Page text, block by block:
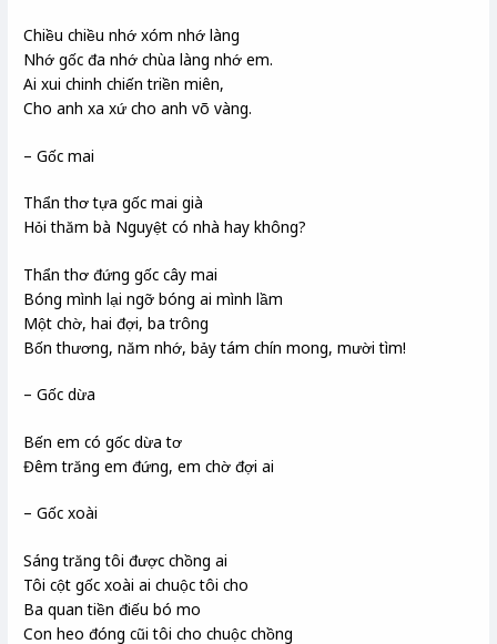
Chiều chiều nhớ xóm nhớ làng
Nhớ gốc đa nhớ chùa làng nhớ em.
Ai xui chinh chiến triền miên,
Cho anh xa xứ cho anh võ vàng.
– Gốc mai
Thẩn thơ tựa gốc mai già
Hỏi thăm bà Nguyệt có nhà hay không?
Thẩn thơ đứng gốc cây mai
Bóng mình lại ngỡ bóng ai mình lầm
Một chờ, hai đợi, ba trông
Bốn thương, năm nhớ, bảy tám chín mong, mười tìm!
– Gốc dừa
Bến em có gốc dừa tơ
Đêm trăng em đứng, em chờ đợi ai
– Gốc xoài
Sáng trăng tôi được chồng ai
Tôi cột gốc xoài ai chuộc tôi cho
Ba quan tiền điếu bó mo
Con heo đóng cũi tôi cho chuộc chồng